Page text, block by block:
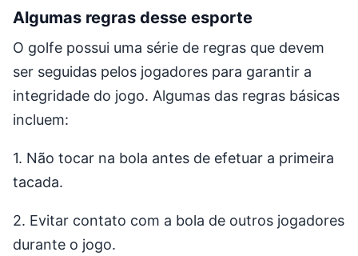
Algumas regras desse esporte
O golfe possui uma série de regras que devem
ser seguidas pelos jogadores para garantir a
integridade do jogo. Algumas das regras básicas
incluem:
1. Não tocar na bola antes de efetuar a primeira
tacada.
2. Evitar contato com a bola de outros jogadores
durante o jogo.